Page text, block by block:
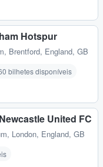
Hotspur
, Brentford, England, GB
bilhetes disponíveis
United FC
, London, England, GB